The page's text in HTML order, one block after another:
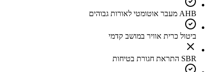
AHB מעבר אוטומטי לאורות גבוהים
ביטול כרית אוויר במושב קדמי
SBR התראת חגורת בטיחות